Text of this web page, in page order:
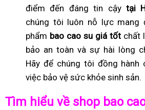
điểm đến đáng tin cậy tại
chúng tôi luôn nỗ lực mang
phẩm bao cao su giá tốt chất
bảo an toàn và sự hài lòng
Hãy để chúng tôi đồng hành
việc bảo vệ sức khỏe sinh sản.
Tìm hiểu về shop bao